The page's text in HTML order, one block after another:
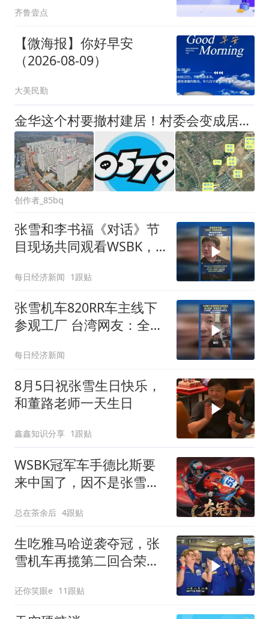
齐鲁壹点
【微海报】你好早安
（2026-08-09）
大美民勤
金华这个村要撤村建居！村委会变成居委会！
创作者_85bq
张雪和李书福《对话》节
目现场共同观看WSBK，
每日经济新闻 1跟贴
张雪机车820RR车主线下
参观工厂 台湾网友：全世
拥有！
每日经济新闻
8月5日祝张雪生日快乐，
和董路老师一天生日
鑫鑫知识分享 1跟贴
WSBK冠军车手德比斯要
来中国了，因不是张雪机
总在茶余后 4跟贴
生吃雅马哈逆袭夺冠，张
雪机车再揽第二回合荣
还你笑眼e 11跟贴